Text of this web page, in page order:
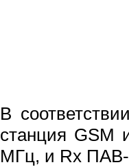
В
станция GSM
МГц, и Rx ПАВ-